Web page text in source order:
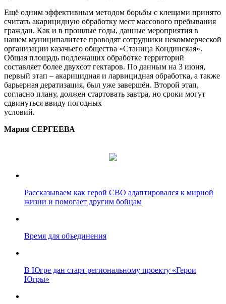
Ещё одним эффективным методом борьбы с клещами принято
считать акарицидную обработку мест массового пребывания
граждан. Как и в прошлые годы, данные мероприятия в
нашем муниципалитете проводят сотрудники некоммерческой
организации казачьего общества «Станица Кондинская».
Общая площадь подлежащих обработке территорий
составляет более двухсот гектаров. По данным на 3 июня,
первый этап – акарицидная и ларвицидная обработка, а также
барьерная дератизация, был уже завершён. Второй этап,
согласно плану, должен стартовать завтра, но сроки могут
сдвинуться ввиду погодных
условий.
Мария СЕРГЕЕВА
Рассказываем как герой СВО адаптировался к мирной
жизни и помогает другим бойцам
Время для объединения
В Югре дан старт региональному проекту «Герои
Югры»